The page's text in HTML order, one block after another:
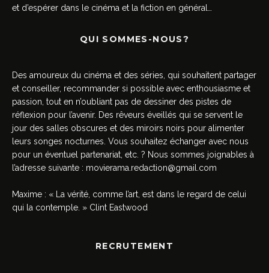
et d’espérer dans le cinéma et la fiction en général…
QUI SOMMES-NOUS?
Des amoureux du cinéma et des séries, qui souhaitent partager
et conseiller, recommander si possible avec enthousiasme et
passion, tout en n’oubliant pas de dessiner des pistes de
réflexion pour l’avenir. Des rêveurs éveillés qui se servent le
jour des salles obscures et des miroirs noirs pour alimenter
leurs songes nocturnes. Vous souhaitez échanger avec nous
pour un éventuel partenariat, etc. ? Nous sommes joignables à
l’adresse suivante : movierama.redaction@gmail.com
Maxime : « La vérité, comme l’art, est dans le regard de celui
qui la contemple. » Clint Eastwood
RECRUTEMENT